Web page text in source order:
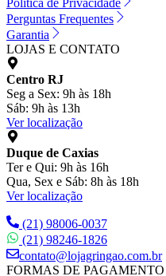
Perguntas Frequentes
Garantia
LOJAS E CONTATO
Centro RJ
Seg a Sex: 9h às 18h
Sáb: 9h às 13h
Ver localização
Duque de Caxias
Ter e Qui: 9h às 16h
Qua, Sex e Sáb: 8h às 18h
Ver localização
(21) 98006-0037
(21) 98246-1826
contato@lojagringao.com.br
FORMAS DE PAGAMENTO